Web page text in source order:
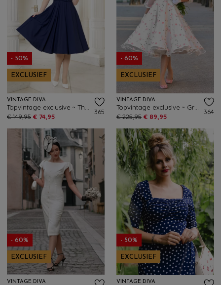
- 50%
EXCLUSIEF
VINTAGE DIVA
€ 149,95 € 74,95
365
- 60%
EXCLUSIEF
VINTAGE DIVA
€ 225,95 € 89,95
364
- 60%
EXCLUSIEF
VINTAGE DIVA
- 50%
EXCLUSIEF
VINTAGE DIVA